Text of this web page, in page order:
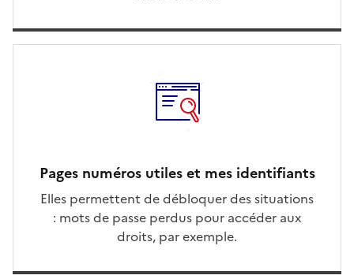
Pages numéros utiles et mes identifiants
Elles permettent de débloquer des situations
: mots de passe perdus pour accéder aux
droits, par exemple.